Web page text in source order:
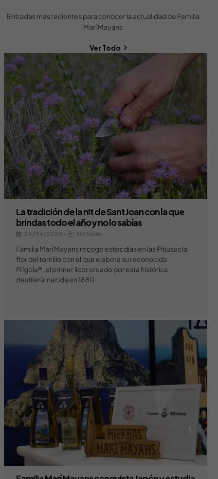
Entradas más recientes para conocer la actualidad de Familia
Marí Mayans
Ver Todo
La tradición de la nit de Sant Joan con la que
brindas todo el año y no lo sabías
24/06/2026 • Noticias
Familia Marí Mayans recoge estos días en las Pitiusas la
flor del tomillo con el que elabora su reconocida
Frígola®, el primer licor creado por esta histórica
destilería nacida en 1880